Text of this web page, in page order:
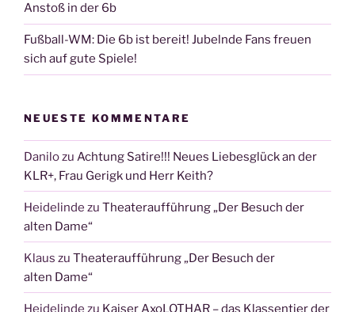
Anstoß in der 6b
Fußball-WM: Die 6b ist bereit! Jubelnde Fans freuen
sich auf gute Spiele!
NEUESTE KOMMENTARE
Danilozu Achtung Satire!!! Neues Liebesglück an der
KLR+, Frau Gerigk und Herr Keith?
Heidelinde zu Theateraufführung „Der Besuch der
alten Dame“
Klaus zu Theateraufführung „Der Besuch der
alten Dame“
Heidelinde zu Kaiser AxoLOTHAR – das Klassentier der